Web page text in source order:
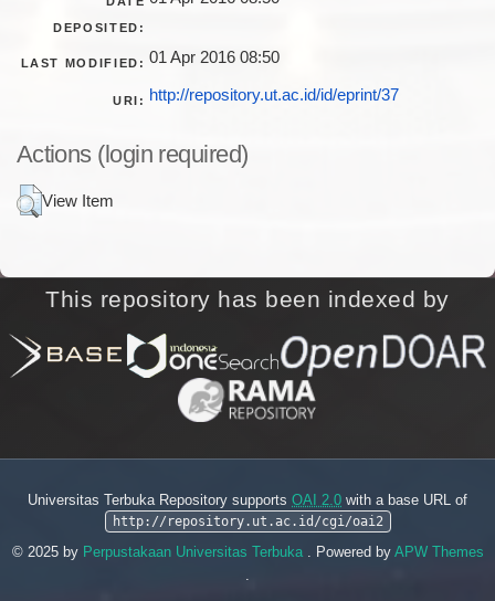
DEPOSITED:
LAST MODIFIED: 01 Apr 2016 08:50
URI: http://repository.ut.ac.id/id/eprint/37
Actions (login required)
View Item
This repository has been indexed by
Universitas Terbuka Repository supports OAI 2.0 with a base URL of
http://repository.ut.ac.id/cgi/oai2
© 2025 by Perpustakaan Universitas Terbuka . Powered by APW Themes
.